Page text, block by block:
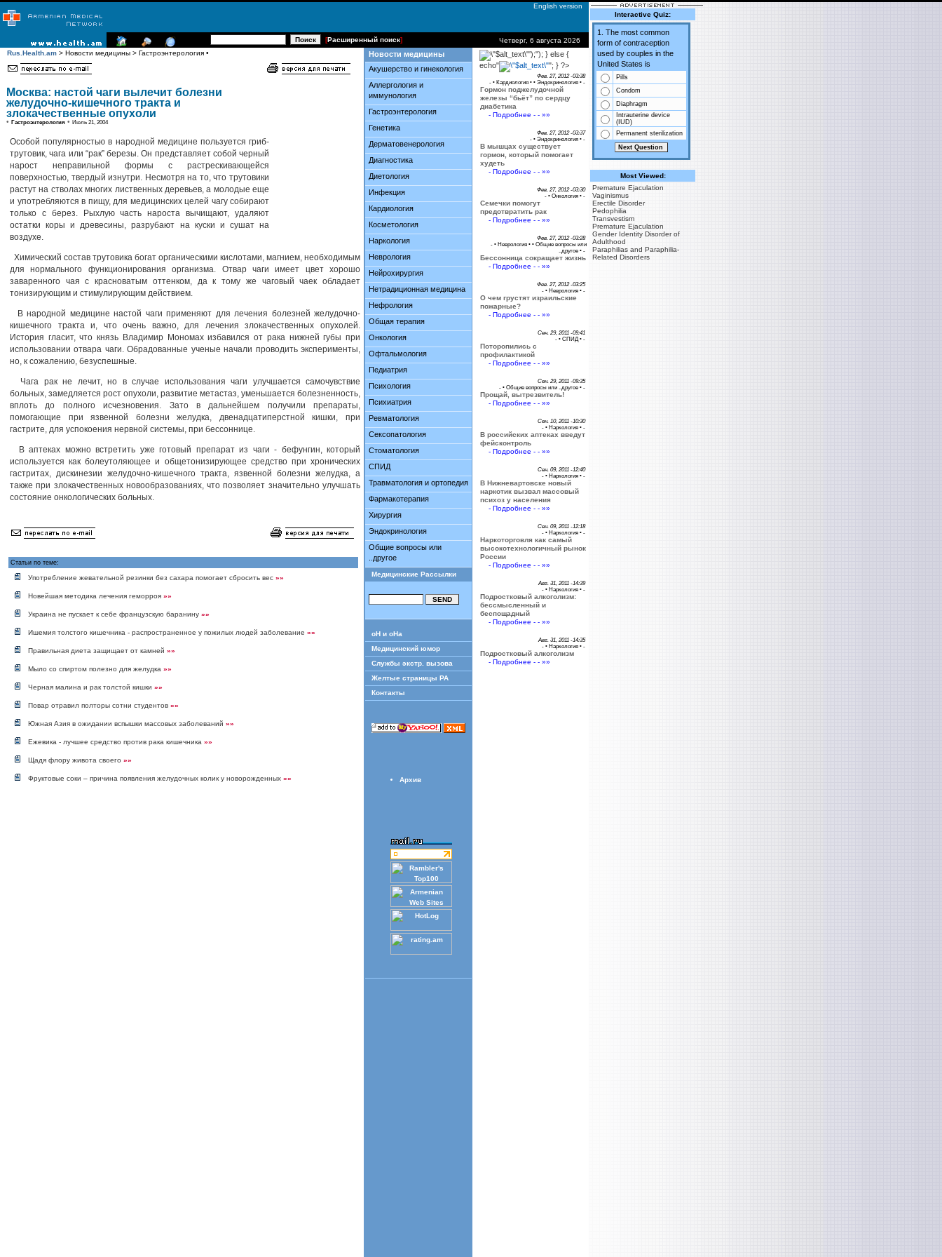
English version
Четверг, 6 августа 2026
Rus.Health.am > Новости медицины > Гастроэнтерология •
Москва: настой чаги вылечит болезни
желудочно-кишечного тракта и
злокачественные опухоли
• Гастроэнтерология • Июль 21, 2004
Особой популярностью в народной медицине пользуется гриб-
трутовик, чага или “рак” березы. Он представляет собой черный
нарост неправильной формы с растрескивающейся
поверхностью, твердый изнутри. Несмотря на то, что трутовики
растут на стволах многих лиственных деревьев, а молодые еще
и употребляются в пищу, для медицинских целей чагу собирают
только с берез. Рыхлую часть нароста вычищают, удаляют
остатки коры и древесины, разрубают на куски и сушат на
воздухе.
Химический состав трутовика богат органическими кислотами, магнием, необходимым
для нормального функционирования организма. Отвар чаги имеет цвет хорошо
заваренного чая с красноватым оттенком, да к тому же чаговый чаек обладает
тонизирующим и стимулирующим действием.
В народной медицине настой чаги применяют для лечения болезней желудочно-
кишечного тракта и, что очень важно, для лечения злокачественных опухолей.
История гласит, что князь Владимир Мономах избавился от рака нижней губы при
использовании отвара чаги. Обрадованные ученые начали проводить эксперименты,
но, к сожалению, безуспешные.
Чага рак не лечит, но в случае использования чаги улучшается самочувствие
больных, замедляется рост опухоли, развитие метастаз, уменьшается болезненность,
вплоть до полного исчезновения. Зато в дальнейшем получили препараты,
помогающие при язвенной болезни желудка, двенадцатиперстной кишки, при
гастрите, для успокоения нервной системы, при бессоннице.
В аптеках можно встретить уже готовый препарат из чаги - бефунгин, который
используется как болеутоляющее и общетонизирующее средство при хронических
гастритах, дискинезии желудочно-кишечного тракта, язвенной болезни желудка, а
также при злокачественных новообразованиях, что позволяет значительно улучшать
состояние онкологических больных.
Статьи по теме:
Употребление жевательной резинки без сахара помогает сбросить вес »»
Новейшая методика лечения геморроя »»
Украина не пускает к себе французскую баранину »»
Ишемия толстого кишечника - распространенное у пожилых людей заболевание »»
Правильная диета защищает от камней »»
Мыло со спиртом полезно для желудка »»
Черная малина и рак толстой кишки »»
Повар отравил полторы сотни студентов »»
Южная Азия в ожидании вспышки массовых заболеваний »»
Ежевика - лучшее средство против рака кишечника »»
Щадя флору живота своего »»
Фруктовые соки – причина появления желудочных колик у новорожденных »»
Новости медицины
Акушерство и гинекология
Аллергология и
иммунология
Гастроэнтерология
Генетика
Дерматовенерология
Диагностика
Диетология
Инфекция
Кардиология
Косметология
Наркология
Неврология
Нейрохирургия
Нетрадиционная медицина
Нефрология
Общая терапия
Онкология
Офтальмология
Педиатрия
Психология
Психиатрия
Ревматология
Сексопатология
Стоматология
СПИД
Травматология и ортопедия
Фармакотерапия
Хирургия
Эндокринология
Общие вопросы или
..другое
Медицинские Рассылки
оН и оНа
Медицинский юмор
Службы экстр. вызова
Желтые страницы РА
Контакты
Архив
[Расширенный поиск]
Interactive Quiz:
1. The most common
form of contraception
used by couples in the
United States is
Pills
Condom
Diaphragm
Intrauterine device
(IUD)
Permanent sterilization
Most Viewed:
Premature Ejaculation
Vaginismus
Erectile Disorder
Pedophilia
Transvestism
Premature Ejaculation
Gender Identity Disorder of
Adulthood
Paraphilias and Paraphilia-
Related Disorders
');"); } else {
echo"
"; } ?>
Фев. 27, 2012 -03:38
- • Кардиология • • Эндокринология • -
Гормон поджелудочной
железы “бьёт” по сердцу
диабетика
- Подробнее - - »»
Фев. 27, 2012 -03:37
- • Эндокринология • -
В мышцах существует
гормон, который помогает
худеть
- Подробнее - - »»
Фев. 27, 2012 -03:30
- • Онкология • -
Семечки помогут
предотвратить рак
- Подробнее - - »»
Фев. 27, 2012 -03:28
- • Неврология • • Общие вопросы или
..другое • -
Бессонница сокращает жизнь
- Подробнее - - »»
Фев. 27, 2012 -03:25
- • Неврология • -
О чем грустят израильские
пожарные?
- Подробнее - - »»
Сен. 29, 2011 -09:41
- • СПИД• -
Поторопились с
профилактикой
- Подробнее - - »»
Сен. 29, 2011 -09:35
- • Общие вопросы или ..другое • -
Прощай, вытрезвитель!
- Подробнее - - »»
Сен. 10, 2011 -10:30
- • Наркология • -
В российских аптеках введут
фейсконтроль
- Подробнее - - »»
Сен. 09, 2011 -12:40
- • Наркология • -
В Нижневартовске новый
наркотик вызвал массовый
психоз у населения
- Подробнее - - »»
Сен. 09, 2011 -12:18
- • Наркология • -
Наркоторговля как самый
высокотехнологичный рынок
России
- Подробнее - - »»
Авг. 31, 2011 -14:39
- • Наркология • -
Подростковый алкоголизм:
бессмысленный и
беспощадный
- Подробнее - - »»
Авг. 31, 2011 -14:35
- • Наркология • -
Подростковый алкоголизм
- Подробнее - - »»